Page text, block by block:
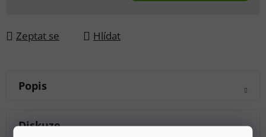
Zeptat se Hlídat
Popis
Diskuze